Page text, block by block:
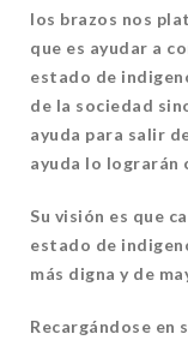
los brazos nos
que es ayudar a
estado de
de la sociedad
ayuda para salir
ayuda lo lograrán
Su visión es que
estado de
más digna y de
Recargándose